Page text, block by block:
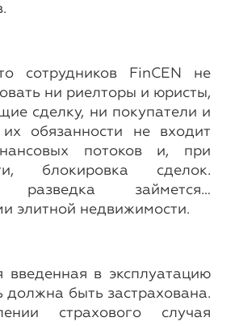
сотрудников FinCEN не
ни риелторы и юристы,
сделку, ни покупатели и
обязанности не входит
потоков и, при
блокировка сделок.
разведка займется…
элитной недвижимости.
в эксплуатацию
должна быть застрахована.
страхового случая